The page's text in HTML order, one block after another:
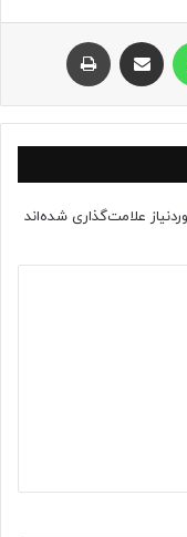
واتس آپ اشتراک با ایمیل
علامت‌گذاری شده‌اند